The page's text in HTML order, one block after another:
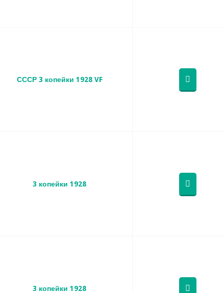
СССР 3 копейки 1928 VF
3 копейки 1928
3 копейки 1928